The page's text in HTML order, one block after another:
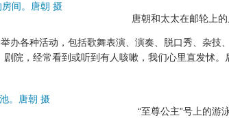
唐朝和太太在邮轮上
各种活动，包括歌舞表演、演奏、脱口秀、杂技
剧院，经常看到或听到有人咳嗽，我们心里直发怵
“至尊公主”号上的游